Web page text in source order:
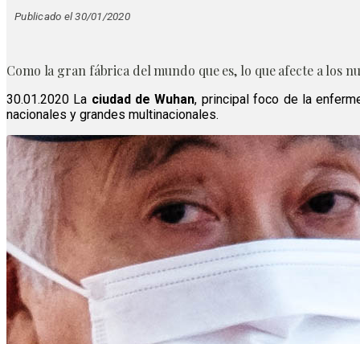
Publicado el 30/01/2020
Como la gran fábrica del mundo que es, lo que afecte a los
30.01.2020 La ciudad de Wuhan, principal foco de la
nacionales y grandes multinacionales.